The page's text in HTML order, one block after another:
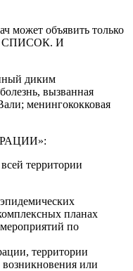
может объявить только
СПИСОК. И
диким
вызванная
менингококковая
территории
планах
по
территории
возникновения или